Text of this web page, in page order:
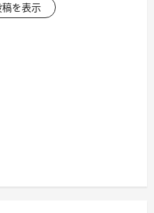
稿を表示